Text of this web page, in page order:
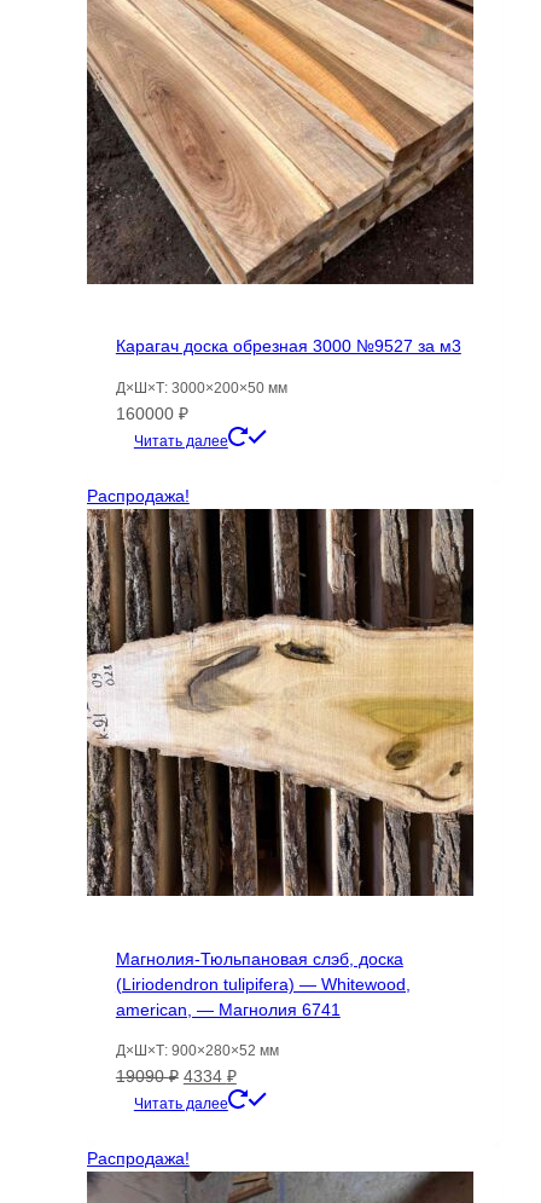
Карагач доска обрезная 3000 №9527 за м3
Д×Ш×Т: 3000×200×50 мм
160000 ₽
Читать далее
Распродажа!
Магнолия-Тюльпановая слэб, доска
(Liriodendron tulipifera) — Whitewood,
american, — Магнолия 6741
Д×Ш×Т: 900×280×52 мм
19090₽ Первоначальная
цена
19090 ₽.
4334 ₽Текущая
цена:
Читать далее
Распродажа!